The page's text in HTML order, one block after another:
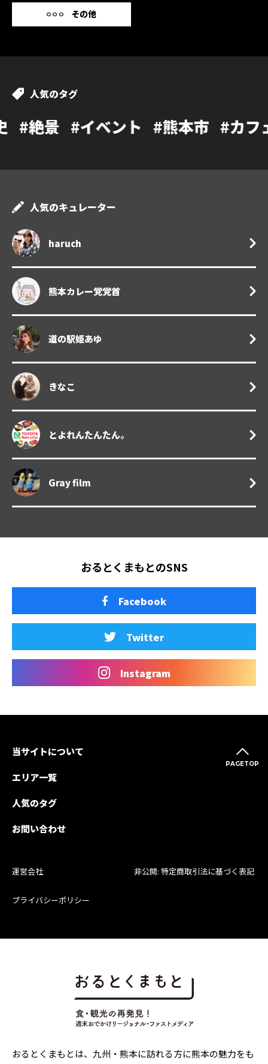
その他
人気のタグ
ベント #熊本市 #カフェ #温泉 #
人気のキュレーター
haruch
熊本カレー党党首
道の駅姫あゆ
きなこ
とよれんたんたん。
Gray film
おるとくまもとのSNS
Facebook
Twitter
Instagram
PAGETOP
当サイトについて
エリア一覧
人気のタグ
お問い合わせ
運営会社 非公開: 特定商取引法に基づく表記
プライバシーポリシー
おるとくまもとは、九州・熊本に訪れる方に熊本の魅力をも